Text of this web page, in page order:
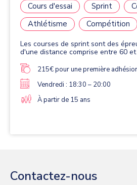
Cours d'essai Sprint
Athlétisme
Compétition
Les courses de sprint sont des
d'une distance comprise entre 60
215€ pour une première
Vendredi : 18:30 – 20:00
À partir de 15 ans
Contactez-nous